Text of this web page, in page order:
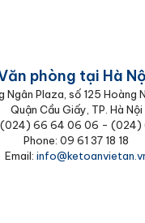
phòng tại Hà
Ngân Plaza, số 125 Hoàng
Quận Cầu Giấy, TP. Hà Nội
(024) 66 64 06 06 - (024)
Phone: 09 61 37 18 18
Email: